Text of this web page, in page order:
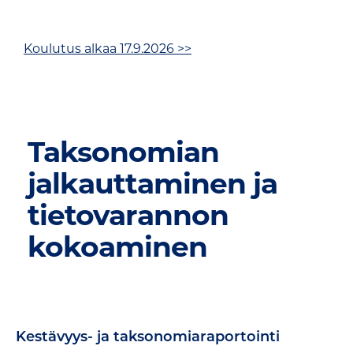
Taksonomian
jalkauttaminen ja
tietovarannon
kokoaminen
Kestävyys- ja taksonomiaraportointi
Koulutus alkaa 17.9.2026 >>